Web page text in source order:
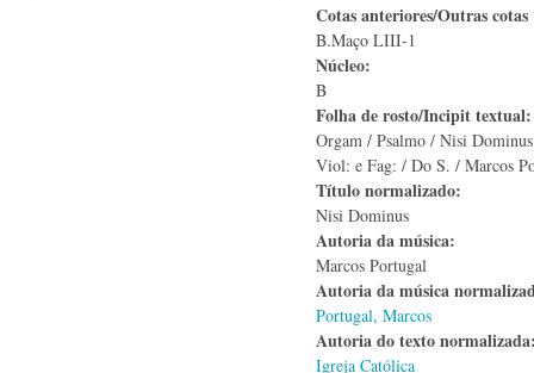
Cotas anteriores/Outras
B.Maço LIII-1
Núcleo:
B
Folha de rosto/Incipit
Orgam / Psalmo / Nisi
Viol: e Fag: / Do S. / Marcos
Título normalizado:
Nisi Dominus
Autoria da música:
Marcos Portugal
Autoria da música
Portugal, Marcos
Autoria do texto
Igreja Católica